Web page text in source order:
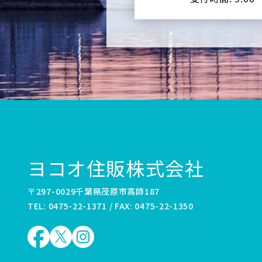
ヨコオ住販株式会社
〒297-0029千葉県茂原市高師187
TEL: 0475-22-1371 / FAX: 0475-22-1350